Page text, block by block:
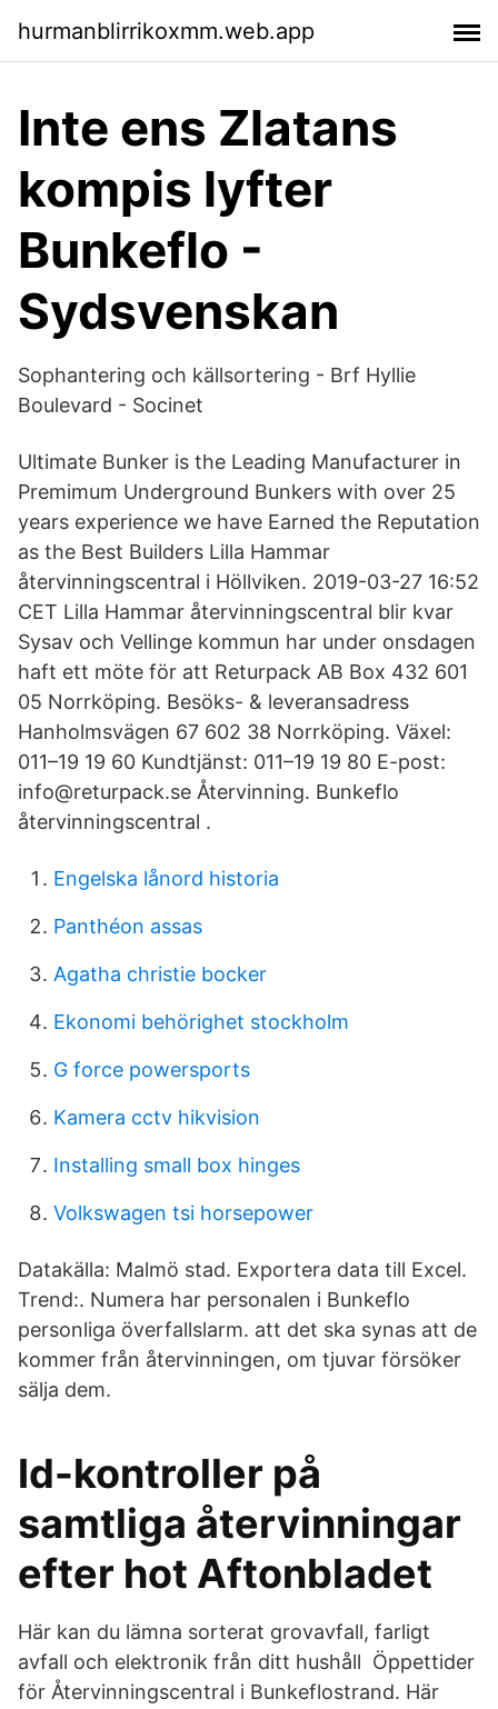
hurmanblirrikoxmm.web.app
Inte ens Zlatans
kompis lyfter
Bunkeflo -
Sydsvenskan
Sophantering och källsortering - Brf Hyllie
Boulevard - Socinet
Ultimate Bunker is the Leading Manufacturer in
Premimum Underground Bunkers with over 25
years experience we have Earned the Reputation
as the Best Builders Lilla Hammar
återvinningscentral i Höllviken. 2019-03-27 16:52
CET Lilla Hammar återvinningscentral blir kvar
Sysav och Vellinge kommun har under onsdagen
haft ett möte för att Returpack AB Box 432 601
05 Norrköping. Besöks- & leveransadress
Hanholmsvägen 67 602 38 Norrköping. Växel:
011–19 19 60 Kundtjänst: 011–19 19 80 E-post:
info@returpack.se Återvinning. Bunkeflo
återvinningscentral .
Engelska lånord historia
Panthéon assas
Agatha christie bocker
Ekonomi behörighet stockholm
G force powersports
Kamera cctv hikvision
Installing small box hinges
Volkswagen tsi horsepower
Datakälla: Malmö stad. Exportera data till Excel.
Trend:. Numera har personalen i Bunkeflo
personliga överfallslarm. att det ska synas att de
kommer från återvinningen, om tjuvar försöker
sälja dem.
Id-kontroller på
samtliga återvinningar
efter hot Aftonbladet
Här kan du lämna sorterat grovavfall, farligt
avfall och elektronik från ditt hushåll Öppettider
för Återvinningscentral i Bunkeflostrand. Här